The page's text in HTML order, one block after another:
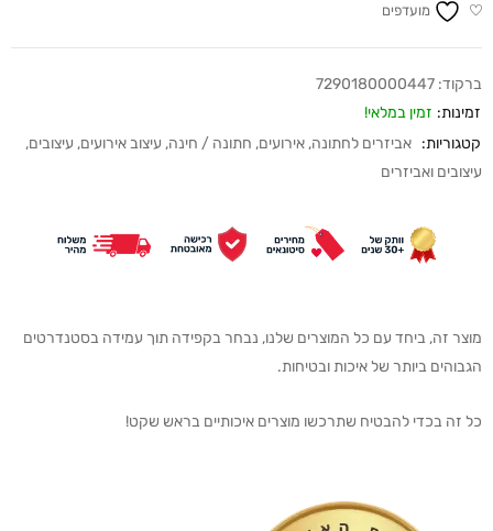
מועדפים
ברקוד: 7290180000447
זמינות: זמין במלאי!
קטגוריות: אביזרים לחתונה, אירועים, חתונה / חינה, עיצוב אירועים, עיצובים,
עיצובים ואביזרים
מוצר זה, ביחד עם כל המוצרים שלנו, נבחר בקפידה תוך עמידה בסטנדרטים
הגבוהים ביותר של איכות ובטיחות.
כל זה בכדי להבטיח שתרכשו מוצרים איכותיים בראש שקט!